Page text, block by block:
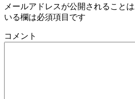
メールアドレスが公開されることは
いる欄は必須項目です
コメント